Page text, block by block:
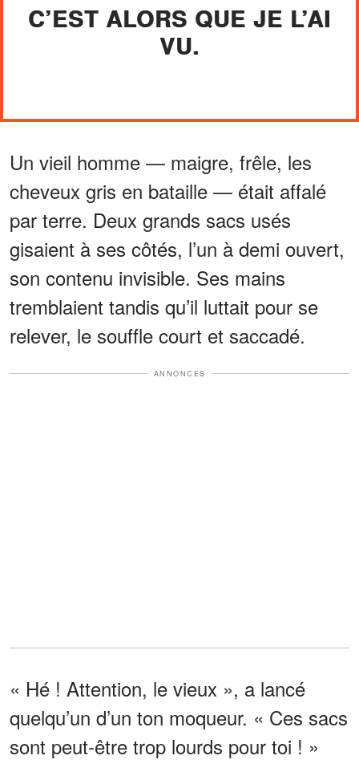
C’EST ALORS QUE JE L’AI
VU.
Un vieil homme — maigre, frêle, les
cheveux gris en bataille — était affalé
par terre. Deux grands sacs usés
gisaient à ses côtés, l’un à demi ouvert,
son contenu invisible. Ses mains
tremblaient tandis qu’il luttait pour se
relever, le souffle court et saccadé.
ANNONCES
« Hé ! Attention, le vieux », a lancé
quelqu’un d’un ton moqueur. « Ces sacs
sont peut-être trop lourds pour toi ! »